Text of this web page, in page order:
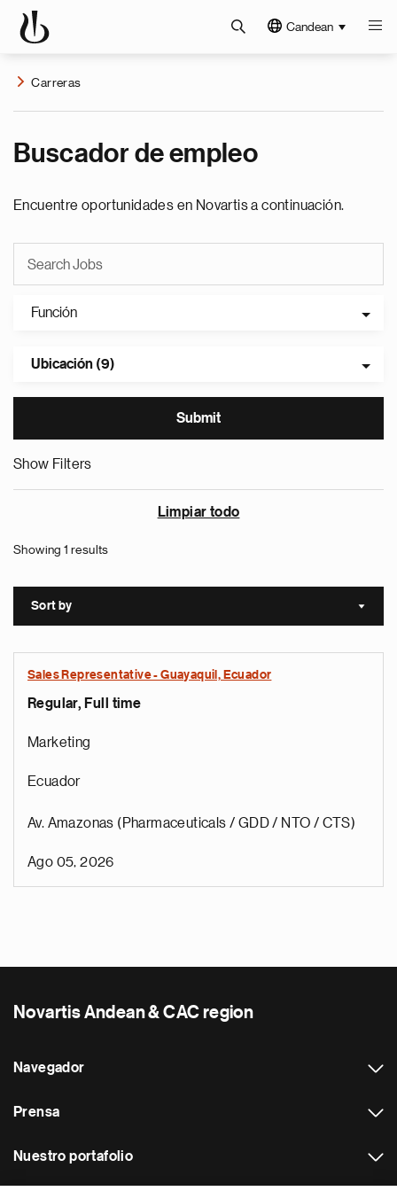
Candean
Carreras
Buscador de empleo
Encuentre oportunidades en Novartis a continuación.
Función
Ubicación (9)
Show Filters
Limpiar todo
Showing 1 results
Sort by Sort
Sales Representative - Guayaquil, Ecuador
Regular, Full time
Marketing
Ecuador
Av. Amazonas (Pharmaceuticals / GDD / NTO / CTS)
Ago 05, 2026
Novartis Andean & CAC region
Navegador
Prensa
Nuestro portafolio